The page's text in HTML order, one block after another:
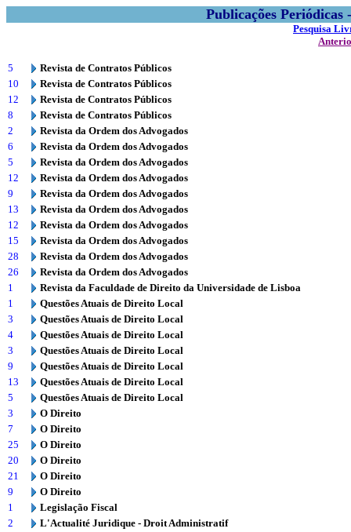
Publicações
Pesquisa
5
Revista de Contratos Públicos
10
Revista de Contratos Públicos
12
Revista de Contratos Públicos
8
Revista de Contratos Públicos
2
Revista da Ordem dos Advogados
6
Revista da Ordem dos Advogados
5
Revista da Ordem dos Advogados
12
Revista da Ordem dos Advogados
9
Revista da Ordem dos Advogados
13
Revista da Ordem dos Advogados
12
Revista da Ordem dos Advogados
15
Revista da Ordem dos Advogados
28
Revista da Ordem dos Advogados
26
Revista da Ordem dos Advogados
1
Revista da Faculdade de Direito da Universidade de Lisboa
1
Questões Atuais de Direito Local
3
Questões Atuais de Direito Local
4
Questões Atuais de Direito Local
3
Questões Atuais de Direito Local
9
Questões Atuais de Direito Local
13
Questões Atuais de Direito Local
5
Questões Atuais de Direito Local
3
O Direito
7
O Direito
25
O Direito
20
O Direito
21
O Direito
9
O Direito
1
Legislação Fiscal
2
L'Actualité Juridique - Droit Administratif